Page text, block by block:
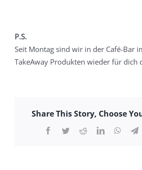
P.S.
Seit Montag sind wir in der Café-Bar
TakeAway Produkten wieder für dich
Share This Story, Choose
Facebook
TwitterRedditLinkedIn